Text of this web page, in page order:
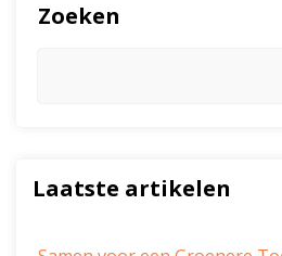
Zoeken
Laatste artikelen